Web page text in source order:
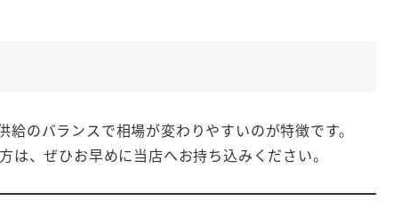
のバランスで相場が変わりやすいのが特徴です。
、ぜひお早めに当店へお持ち込みください。